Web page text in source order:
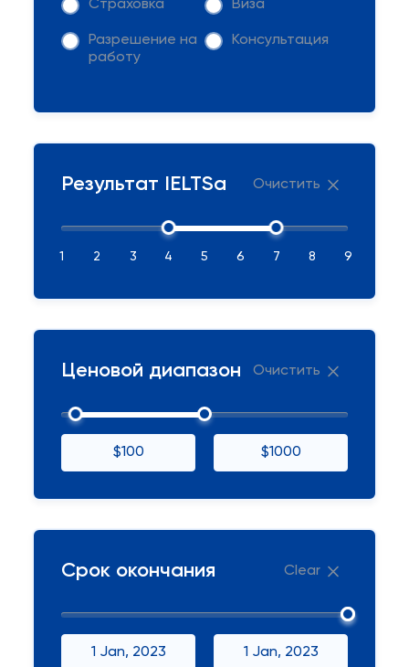
Страховка Виза
Разрешение на
работу
Консультация
Результат IELTSа Очистить
1 2 3 4 5 6 7 8 9
Ценовой диапазон Очистить
$100 $1000
Срок окончания Clear
1 Jan, 2023 1 Jan, 2023